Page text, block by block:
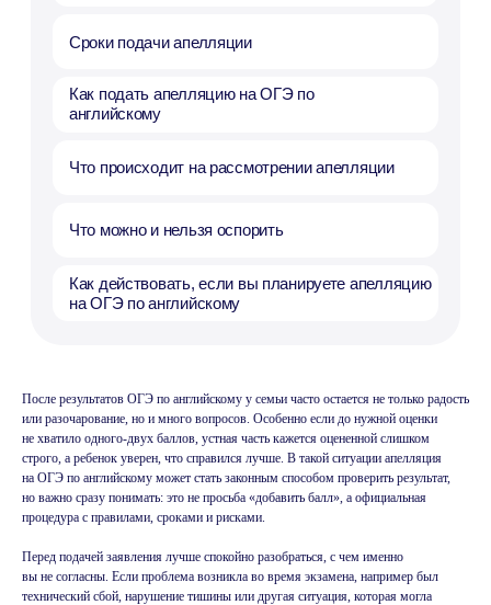
После результатов ОГЭ по английскому у семьи часто остается не только радость
или разочарование, но и много вопросов. Особенно если до нужной оценки
не хватило одного-двух баллов, устная часть кажется оцененной слишком
строго, а ребенок уверен, что справился лучше. В такой ситуации апелляция
на ОГЭ по английскому может стать законным способом проверить результат,
но важно сразу понимать: это не просьба «добавить балл», а официальная
процедура с правилами, сроками и рисками.
Перед подачей заявления лучше спокойно разобраться, с чем именно
вы не согласны. Если проблема возникла во время экзамена, например был
технический сбой, нарушение тишины или другая ситуация, которая могла